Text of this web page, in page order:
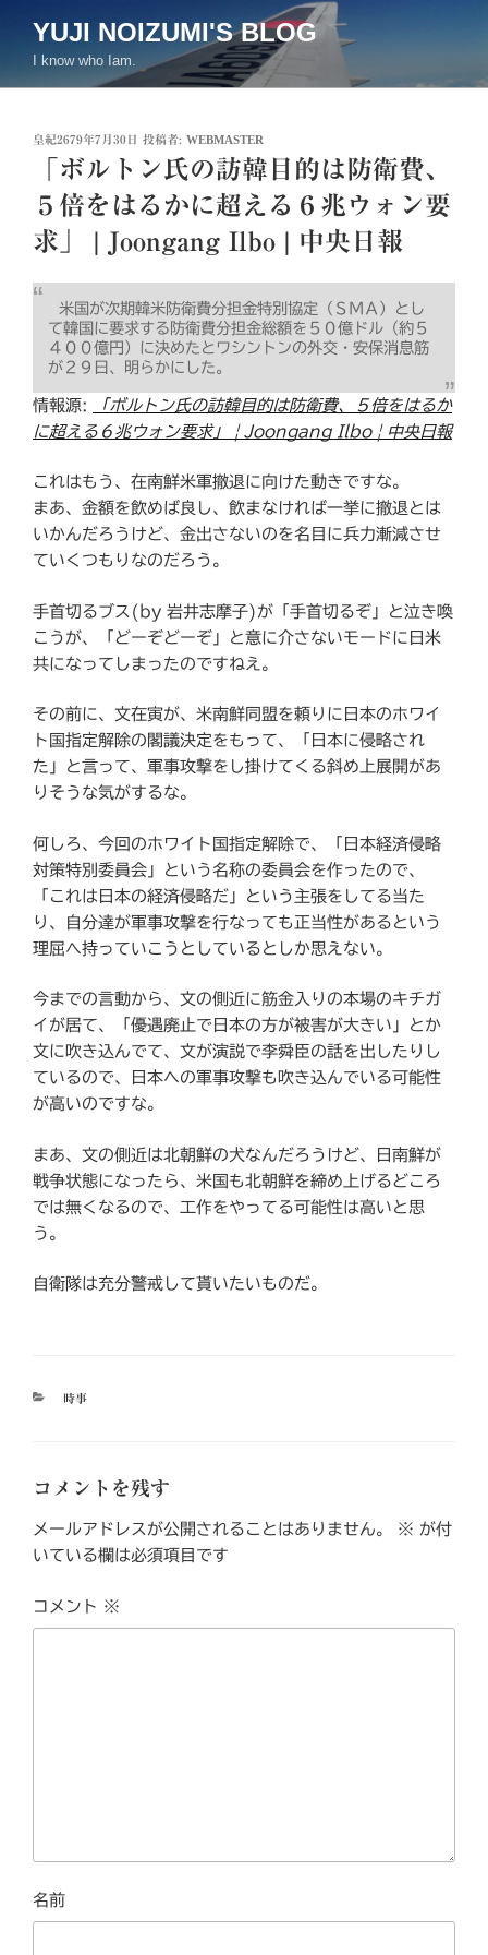
ン
YUJI NOIZUMI'S BLOG
I know who Iam.
投
皇紀2679年7月30日 投稿者: WEBMASTER
「ボルトン氏の訪韓目的は防衛費、
５倍をはるかに超える６兆ウォン要
求」 | Joongang Ilbo | 中央日報
米国が次期韓米防衛費分担金特別協定（ＳＭＡ）とし
て韓国に要求する防衛費分担金総額を５０億ドル（約５
４００億円）に決めたとワシントンの外交・安保消息筋
が２９日、明らかにした。
情報源:
「ボルトン氏の訪韓目的は防衛費、５倍をはるか
に超える６兆ウォン要求」 | Joongang Ilbo | 中央日報
これはもう、在南鮮米軍撤退に向けた動きですな。
まあ、金額を飲めば良し、飲まなければ一挙に撤退とは
いかんだろうけど、金出さないのを名目に兵力漸減させ
ていくつもりなのだろう。
手首切るブス(by 岩井志摩子)が「手首切るぞ」と泣き喚
こうが、「どーぞどーぞ」と意に介さないモードに日米
共になってしまったのですねえ。
その前に、文在寅が、米南鮮同盟を頼りに日本のホワイ
ト国指定解除の閣議決定をもって、「日本に侵略され
た」と言って、軍事攻撃をし掛けてくる斜め上展開があ
りそうな気がするな。
何しろ、今回のホワイト国指定解除で、「日本経済侵略
対策特別委員会」という名称の委員会を作ったので、
「これは日本の経済侵略だ」という主張をしてる当た
り、自分達が軍事攻撃を行なっても正当性があるという
理屈へ持っていこうとしているとしか思えない。
今までの言動から、文の側近に筋金入りの本場のキチガ
イが居て、「優遇廃止で日本の方が被害が大きい」とか
文に吹き込んでて、文が演説で李舜臣の話を出したりし
ているので、日本への軍事攻撃も吹き込んでいる可能性
が高いのですな。
まあ、文の側近は北朝鮮の犬なんだろうけど、日南鮮が
戦争状態になったら、米国も北朝鮮を締め上げるどころ
では無くなるので、工作をやってる可能性は高いと思
う。
自衛隊は充分警戒して貰いたいものだ。
カ
時事
コメントを残す
メールアドレスが公開されることはありません。 ※ が付
いている欄は必須項目です
コメント ※
名前